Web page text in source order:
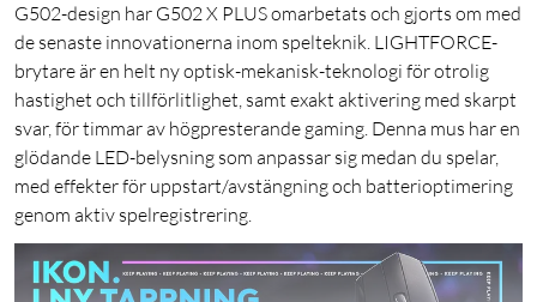
G502-design har G502 X PLUS omarbetats och gjorts om med
de senaste innovationerna inom spelteknik. LIGHTFORCE-
brytare är en helt ny optisk-mekanisk-teknologi för otrolig
hastighet och tillförlitlighet, samt exakt aktivering med skarpt
svar, för timmar av högpresterande gaming. Denna mus har en
glödande LED-belysning som anpassar sig medan du spelar,
med effekter för uppstart/avstängning och batterioptimering
genom aktiv spelregistrering.